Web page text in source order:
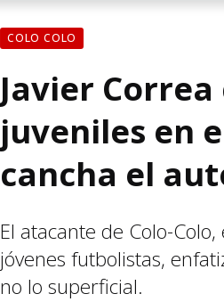
COLO COLO
Javier
juveniles en
cancha el
El atacante de Colo-
jóvenes futbolistas,
no lo superficial.